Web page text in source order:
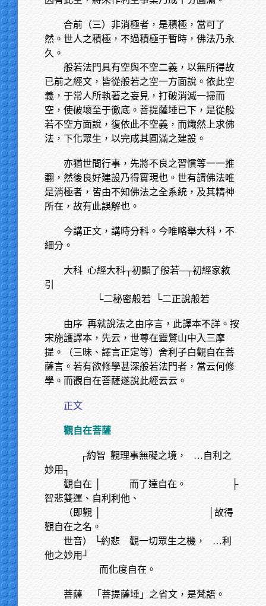
合前（三）非消極者，是積極，當可了
然。世人之積極，不過積極于暫時，佛法乃永
久。
般若法門具有空與不空二義，以無所得故
已前之經文，皆從般若之空一方面說。依此空
義，于常人所執著之妄見，打破消滅一掃而
空，使破壞至于徹底。菩提薩埵已下，是從般
若不空方面說，復依此不空義，而熾然上求佛
法，下化眾生，以完成其圓滿之建設。
亦猶世間行事，先將不良之習慣等一一推
翻，然後良好建設乃得實現也。世有謂佛法唯
是消極者，皆由不知佛法之全系統，及其精神
所在，故有此誤解也。
今講正文，講時分科。今唯略舉大科，不
細分。
大科 心經大科┬初顯了般若─┬初經家敘
引
└二秘密般若 └二正說般若
由序 再就說法之由序言，此譯本不詳。按
宋施護譯本，先云，世尊在靈鷲山中入三摩
提。（三昧、譯言正定等）舍利子白觀自在菩
薩言。若有欲修學甚深般若法門者，當云何修
學。而觀自在菩薩遂說此經云云。
正文
觀自在菩薩
┌約智 觀理事無礙之境， …自利之
妙用┐
觀自在 │ 而了達自在。
├
智悲雙運、自利利他、
（即觀 │
│故得
觀自在之名。
世音） └約悲 觀一切眾生之機，
…利
他之妙用┘
而化度自在。
菩薩 「菩提薩埵」之省文，是梵語。